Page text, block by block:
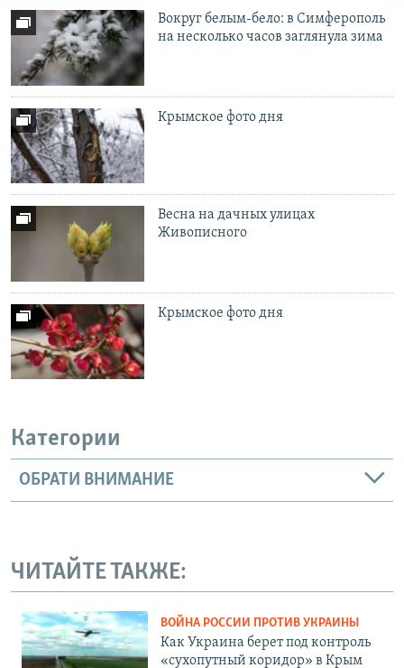
Вокруг белым-бело: в Симферополь
на несколько часов заглянула зима
Крымское фото дня
Весна на дачных улицах
Живописного
Крымское фото дня
Категории
ОБРАТИ ВНИМАНИЕ
ЧИТАЙТЕ ТАКЖЕ:
ВОЙНА РОССИИ ПРОТИВ УКРАИНЫ
Как Украина берет под контроль
«сухопутный коридор» в Крым